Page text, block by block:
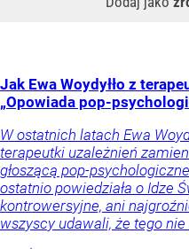
Jak Ewa Woydyłło z
„Opowiada pop-
W ostatnich latach Ewa
terapeutki uzależnień
głoszącą pop-
ostatnio powiedziała o Idze
kontrowersyjne, ani
wszyscy udawali, że tego nie